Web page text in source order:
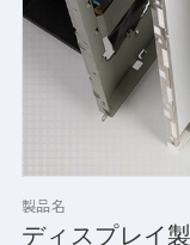
製品名
ディスプレイ